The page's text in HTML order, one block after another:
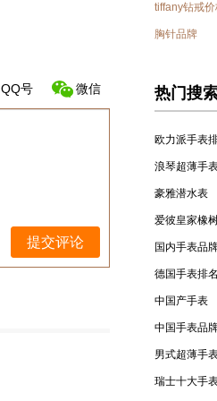
QQ号 微信
提交评论
tiffany钻戒
胸针品牌
热门搜
欧力派手表
浪琴超薄手
豪雅潜水表
爱彼皇家橡
国内手表品
德国手表排
中国产手表
中国手表品
男式超薄手
瑞士十大手